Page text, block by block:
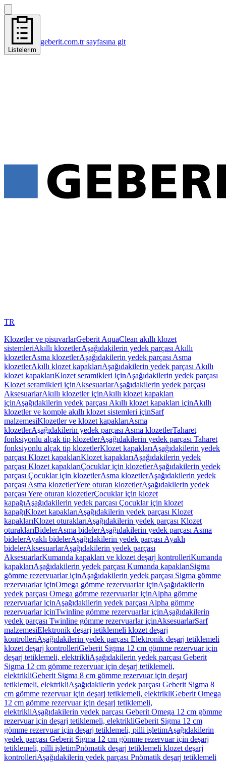
Listelerim
geberit.com.tr sayfasına git
TR
Klozetler ve pisuvarlarGeberit AquaClean akıllı klozet
sistemleriAkıllı klozetlerAşağıdakilerin yedek parçası Akıllı
klozetlerAsma klozetlerAşağıdakilerin yedek parçası Asma
klozetlerAkıllı klozet kapaklarıAşağıdakilerin yedek parçası Akıllı
klozet kapaklarıKlozet seramikleri içinAşağıdakilerin yedek parçası
Klozet seramikleri içinAksesuarlarAşağıdakilerin yedek parçası
AksesuarlarAkıllı klozetler içinAkıllı klozet kapakları
içinAşağıdakilerin yedek parçası Akıllı klozet kapakları içinAkıllı
klozetler ve komple akıllı klozet sistemleri içinSarf
malzemesiKlozetler ve klozet kapaklarıAsma
klozetlerAşağıdakilerin yedek parçası Asma klozetlerTaharet
fonksiyonlu alçak tip klozetlerAşağıdakilerin yedek parçası Taharet
fonksiyonlu alçak tip klozetlerKlozet kapaklarıAşağıdakilerin yedek
parçası Klozet kapaklarıKlozet kapaklarıAşağıdakilerin yedek
parçası Klozet kapaklarıÇocuklar için klozetlerAşağıdakilerin yedek
parçası Çocuklar için klozetlerAsma klozetlerAşağıdakilerin yedek
parçası Asma klozetlerYere oturan klozetlerAşağıdakilerin yedek
parçası Yere oturan klozetlerÇocuklar için klozet
kapağıAşağıdakilerin yedek parçası Çocuklar için klozet
kapağıKlozet kapaklarıAşağıdakilerin yedek parçası Klozet
kapaklarıKlozet oturaklarıAşağıdakilerin yedek parçası Klozet
oturaklarıBidelerAsma bidelerAşağıdakilerin yedek parçası Asma
bidelerAyaklı bidelerAşağıdakilerin yedek parçası Ayaklı
bidelerAksesuarlarAşağıdakilerin yedek parçası
AksesuarlarKumanda kapakları ve klozet deşarj kontrolleriKumanda
kapaklarıAşağıdakilerin yedek parçası Kumanda kapaklarıSigma
gömme rezervuarlar içinAşağıdakilerin yedek parçası Sigma gömme
rezervuarlar içinOmega gömme rezervuarlar içinAşağıdakilerin
yedek parçası Omega gömme rezervuarlar içinAlpha gömme
rezervuarlar içinAşağıdakilerin yedek parçası Alpha gömme
rezervuarlar içinTwinline gömme rezervuarlar içinAşağıdakilerin
yedek parçası Twinline gömme rezervuarlar içinAksesuarlarSarf
malzemesiElektronik deşarj tetiklemeli klozet deşarj
kontrolleriAşağıdakilerin yedek parçası Elektronik deşarj tetiklemeli
klozet deşarj kontrolleriGeberit Sigma 12 cm gömme rezervuar için
deşarj tetiklemeli, elektrikliAşağıdakilerin yedek parçası Geberit
Sigma 12 cm gömme rezervuar için deşarj tetiklemeli,
elektrikliGeberit Sigma 8 cm gömme rezervuar için deşarj
tetiklemeli, elektrikliAşağıdakilerin yedek parçası Geberit Sigma 8
cm gömme rezervuar için deşarj tetiklemeli, elektrikliGeberit Omega
12 cm gömme rezervuar için deşarj tetiklemeli,
elektrikliAşağıdakilerin yedek parçası Geberit Omega 12 cm gömme
rezervuar için deşarj tetiklemeli, elektrikliGeberit Sigma 12 cm
gömme rezervuar için deşarj tetiklemeli, pilli işletimAşağıdakilerin
yedek parçası Geberit Sigma 12 cm gömme rezervuar için deşarj
tetiklemeli, pilli işletimPnömatik deşarj tetiklemeli klozet deşarj
kontrolleriAşağıdakilerin yedek parçası Pnömatik deşarj tetiklemeli